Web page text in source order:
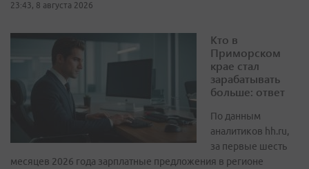
23:43, 8 августа 2026
Кто в
Приморском
крае стал
зарабатывать
больше: ответ
По данным
аналитиков hh.ru,
за первые шесть
месяцев 2026 года зарплатные предложения в регионе